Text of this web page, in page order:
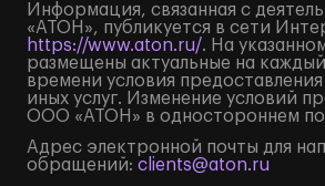
Информация, связанная с
«АТОН», публикуется в сети
https://www.aton.ru/. На
размещены актуальные на
времени условия
иных услуг. Изменение условий
ООО «АТОН» в одностороннем
Адрес электронной почты для
обращений: clients@aton.ru